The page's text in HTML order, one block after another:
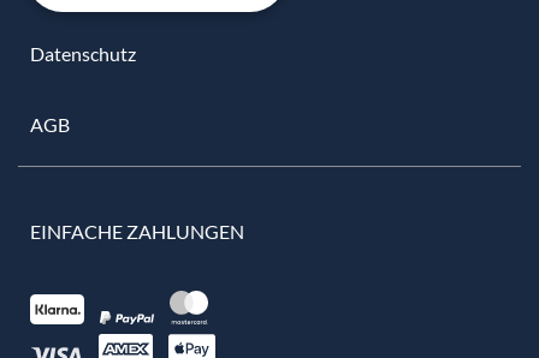
Datenschutz
AGB
EINFACHE ZAHLUNGEN